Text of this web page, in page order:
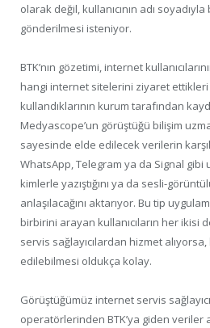
olarak değil, kullanıcının adı
gönderilmesi isteniyor.
BTK’nın gözetimi, internet
hangi internet sitelerini ziyaret ettikleri
kullandıklarının kurum tarafından
Medyascope’un görüştüğü bilişim
sayesinde elde edilecek verilerin
WhatsApp, Telegram ya da Signal
kimlerle yazıştığını ya da sesli-
anlaşılacağını aktarıyor. Bu tip
birbirini arayan kullanıcıların her ikisi
servis sağlayıcılardan hizmet
edilebilmesi oldukça kolay.
Görüştüğümüz internet servis
operatörlerinden BTK’ya giden veriler